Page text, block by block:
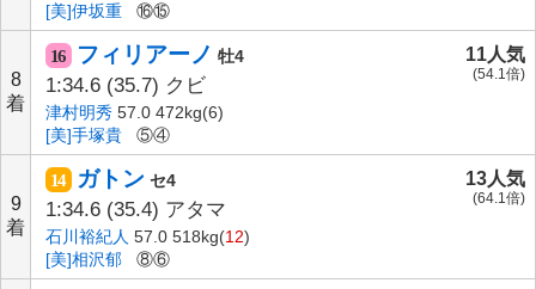
[美]伊坂重
⑯⑮
8
着
16 フィリアーノ 牡4
1:34.6 (35.7) クビ
津村明秀 57.0 472kg(6)
[美]手塚貴
⑤④
11人気
(54.1倍)
9
着
14 ガトン セ4
1:34.6 (35.4) アタマ
石川裕紀人 57.0 518kg(12)
[美]相沢郁
⑧⑥
13人気
(64.1倍)